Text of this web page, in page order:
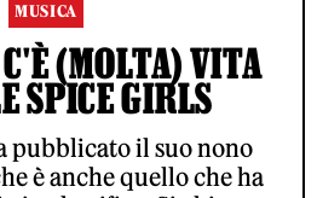
MUSICA
(MOLTA) VITA
SPICE GIRLS
pubblicato il suo nono
è anche quello che ha